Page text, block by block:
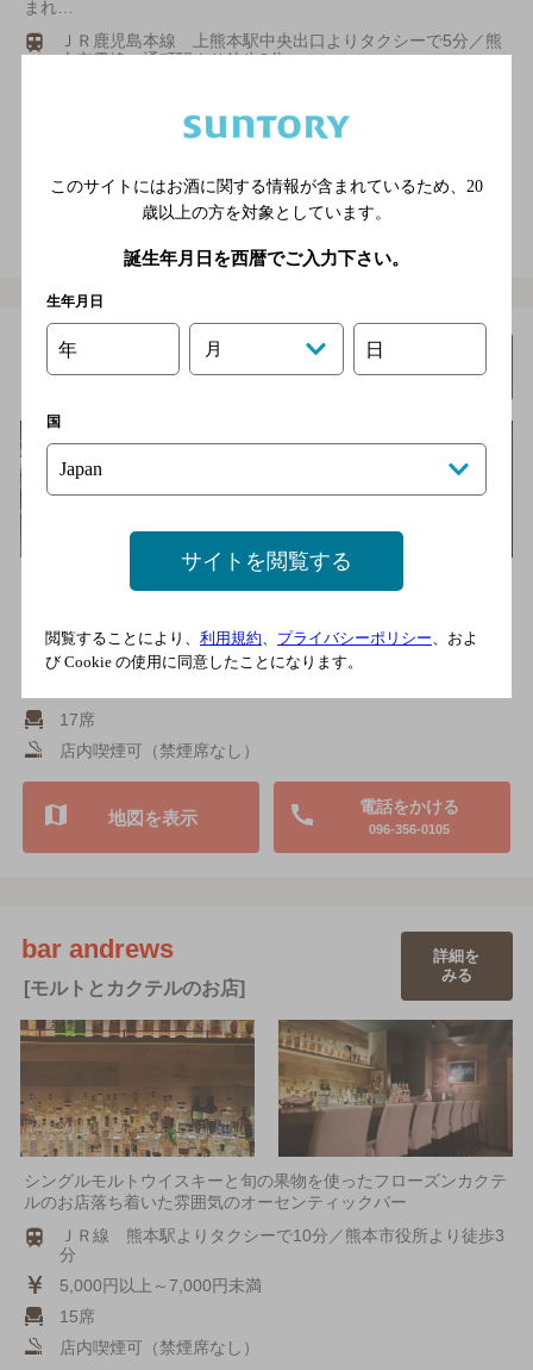
まれ…
ＪＲ鹿児島本線 上熊本駅中央出口よりタクシーで5分／熊
本市電線 通町駅より徒歩2分
電話をかける
地図を表示
Ｂａｒ １０５
みる
地元の常連さんはじめ、観光のお客様にも人気のお店。チャージ
市電 熊本城前駅より徒歩5分
17席
店内喫煙可（禁煙席なし）
電話をかける
096-356-0105
地図を表示
bar andrews
[モルトとカクテルのお店]
詳細を
みる
シングルモルトウイスキーと旬の果物を使ったフローズンカクテ
ルのお店落ち着いた雰囲気のオーセンティックバー
ＪＲ線 熊本駅よりタクシーで10分／熊本市役所より徒歩3
分
5,000円以上～7,000円未満
15席
店内喫煙可（禁煙席なし）
このサイトにはお酒に関する情報が含まれているため、 20
歳以上の方を対象としています。
誕生年月日を西暦でご入力下さい。
生年月日
年 月 日
国
サイトを閲覧する
閲覧することにより、 利用規約、 プライバシーポリシー、およ
び Cookie の使用に同意したことになります。